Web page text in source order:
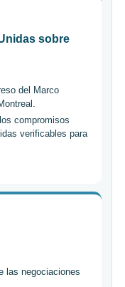
sobre
del Marco
compromisos
verificables para
las negociaciones